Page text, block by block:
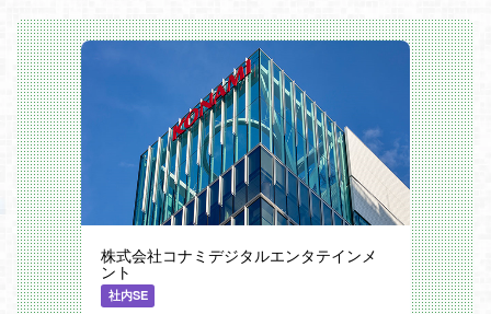
株式会社コナミデジタルエンタテインメ
ント
社内SE